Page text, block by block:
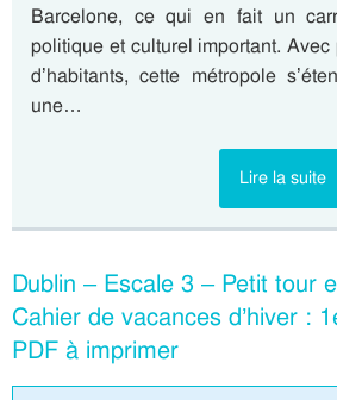
Barcelone, ce qui en fait un
politique et culturel important.
d’habitants, cette métropole
une…
Lire la suite
Dublin – Escale 3 – Petit tour
Cahier de vacances d’hiver :
PDF à imprimer